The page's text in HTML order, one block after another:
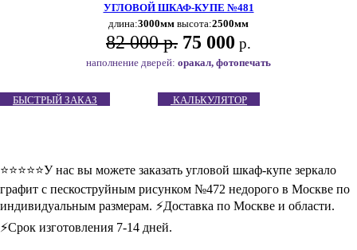
УГЛОВОЙ ШКАФ-КУПЕ №481
длина:3000мм высота:2500мм
82 000 р. 75 000 р.
наполнение дверей: оракал, фотопечать
БЫСТРЫЙ ЗАКАЗ КАЛЬКУЛЯТОР
⭐️⭐️⭐️⭐️⭐️У нас вы можете заказать угловой шкаф-купе зеркало
графит с пескоструйным рисунком №472 недорого в Москве по
индивидуальным размерам. ⚡️Доставка по Москве и области.
⚡️Срок изготовления 7-14 дней.